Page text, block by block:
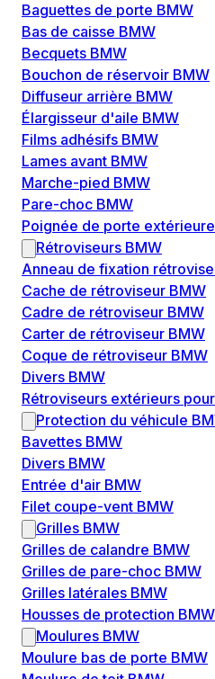
Baguettes de porte BMW
Bas de caisse BMW
Becquets BMW
Bouchon de réservoir BMW
Diffuseur arrière BMW
Élargisseur d'aile BMW
Films adhésifs BMW
Lames avant BMW
Marche-pied BMW
Pare-choc BMW
Poignée de porte
Rétroviseurs BMW
Anneau de fixation
Cache de rétroviseur BMW
Cadre de rétroviseur BMW
Carter de rétroviseur BMW
Coque de rétroviseur BMW
Divers BMW
Rétroviseurs extérieurs
Protection du véhicule
Bavettes BMW
Divers BMW
Entrée d'air BMW
Filet coupe-vent BMW
Grilles BMW
Grilles de calandre BMW
Grilles de pare-choc BMW
Grilles latérales BMW
Housses de protection BMW
Moulures BMW
Moulure bas de porte BMW